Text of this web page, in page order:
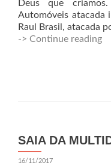
Deus que
Automóveis atacada
Raul Brasil, atacada
-> Continue reading
SAIA DA
16/11/2017